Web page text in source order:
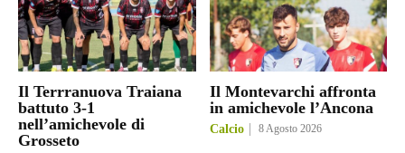
Il Terrranuova Traiana
battuto 3-1
nell’amichevole di
Grosseto
Il Montevarchi affronta
in amichevole l’Ancona
Calcio 8 Agosto 2026